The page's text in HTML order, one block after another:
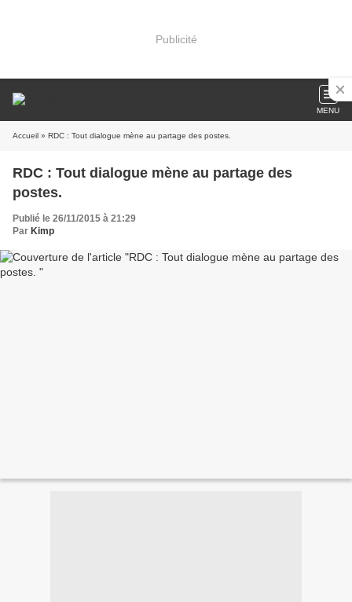
Publicité
MENU
Accueil » RDC : Tout dialogue mène au partage des postes.
RDC : Tout dialogue mène au partage des
postes.
Publié le 26/11/2015 à 21:29
Par Kimp